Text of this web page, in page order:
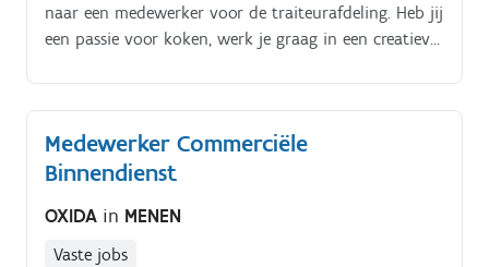
naar een medewerker voor de traiteurafdeling. Heb jij
een passie voor koken, werk je graag in een creatieve
vernieuwend concept?
Medewerker Commerciële
Binnendienst
OXIDA in MENEN
Vaste jobs